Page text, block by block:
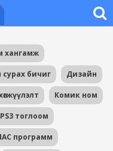
хангамж
сурах бичиг Дизайн
Комик ном
PS3 тоглоом
программ